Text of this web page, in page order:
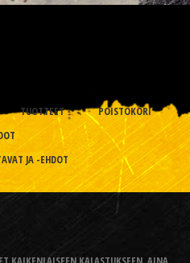
TUOTTEET
POISTOKORI
JA -EHDOT